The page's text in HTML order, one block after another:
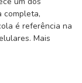
completa,
é referência na
Mais